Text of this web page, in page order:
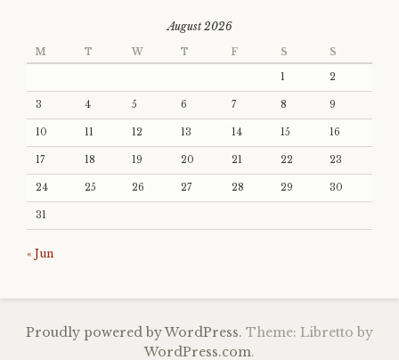
August 2026
M T W T F S S
1 2
3 4 5 6 7 8 9
10 11 12 13 14 15 16
17 18 19 20 21 22 23
24 25 26 27 28 29 30
31
« Jun
Proudly powered by WordPress. Theme: Libretto by
WordPress.com.